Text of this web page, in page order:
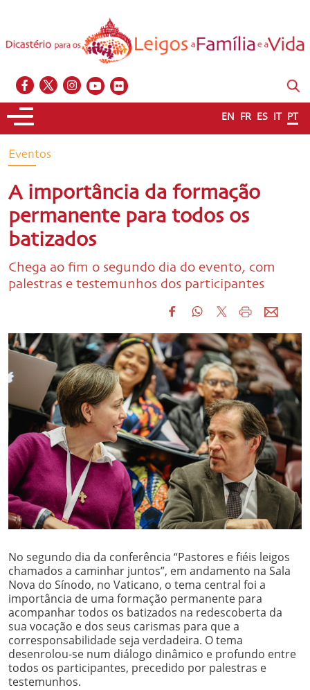
EN FR ES IT PT
Eventos
A importância da formação
permanente para todos os
batizados
Chega ao fim o segundo dia do evento, com
palestras e testemunhos dos participantes
No segundo dia da conferência “Pastores e fiéis leigos
chamados a caminhar juntos”, em andamento na Sala
Nova do Sínodo, no Vaticano, o tema central foi a
importância de uma formação permanente para
acompanhar todos os batizados na redescoberta da
sua vocação e dos seus carismas para que a
corresponsabilidade seja verdadeira. O tema
desenrolou-se num diálogo dinâmico e profundo entre
todos os participantes, precedido por palestras e
testemunhos.